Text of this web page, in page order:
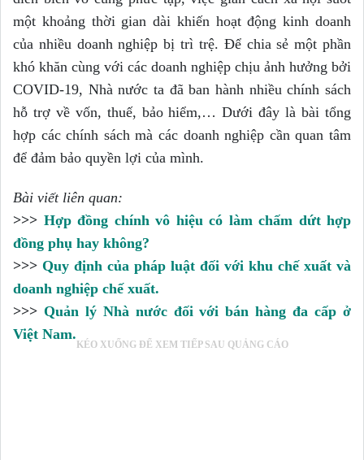
một khoảng thời gian dài khiến hoạt động kinh doanh
của nhiều doanh nghiệp bị trì trệ. Để chia sẻ một phần
khó khăn cùng với các doanh nghiệp chịu ảnh hưởng bởi
COVID-19, Nhà nước ta đã ban hành nhiều chính sách
hỗ trợ về vốn, thuế, bảo hiểm,… Dưới đây là bài tổng
hợp các chính sách mà các doanh nghiệp cần quan tâm
để đảm bảo quyền lợi của mình.
Bài viết liên quan:
>>> Hợp đồng chính vô hiệu có làm chấm dứt hợp
đồng phụ hay không?
>>> Quy định của pháp luật đối với khu chế xuất và
doanh nghiệp chế xuất.
>>> Quản lý Nhà nước đối với bán hàng đa cấp ở
Việt Nam.